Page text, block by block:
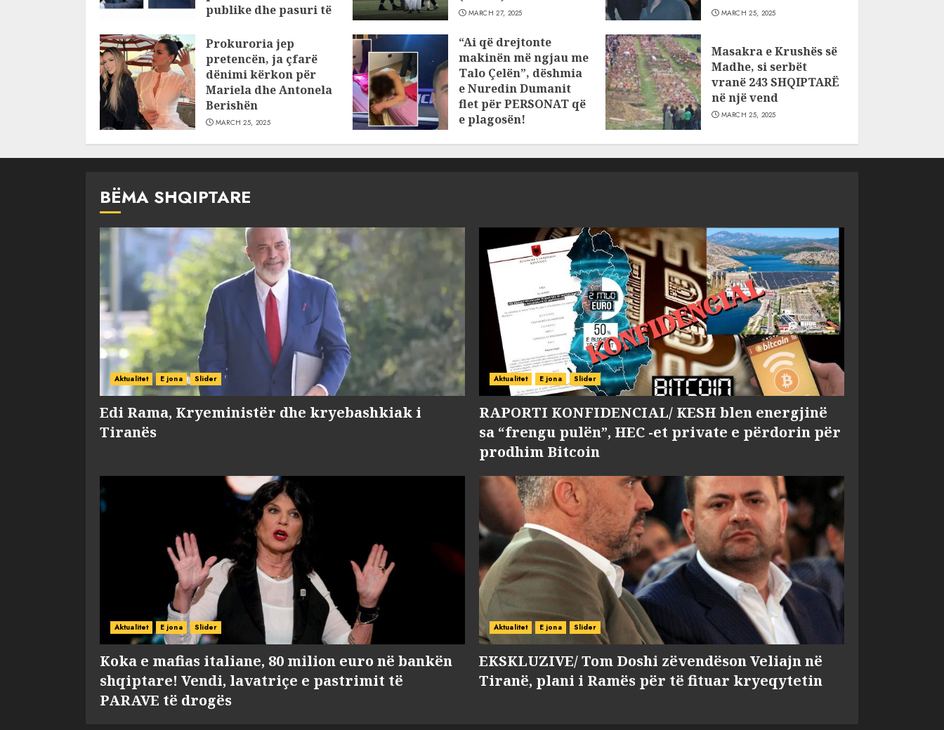
publike dhe pasuri të
JULY 24, 2025
MARCH 27, 2025 MARCH 25, 2025
Prokuroria jep
pretencën, ja çfarë
dënimi kërkon për
Mariela dhe Antonela
Berishën
MARCH 25, 2025
“Ai që drejtonte
makinën më ngjau me
Talo Çelën”, dëshmia
e Nuredin Dumanit
flet për PERSONAT që
e plagosën!
Masakra e Krushës së
Madhe, si serbët
vranë 243 SHQIPTARË
në një vend
MARCH 25, 2025
BËMA SHQIPTARE
Aktualitet E jona Slider
Edi Rama, Kryeministër dhe kryebashkiak i
Tiranës
Aktualitet E jona Slider
RAPORTI KONFIDENCIAL/ KESH blen energjinë
sa “frengu pulën”, HEC -et private e përdorin për
prodhim Bitcoin
Aktualitet E jona Slider
Koka e mafias italiane, 80 milion euro në bankën
shqiptare! Vendi, lavatriçe e pastrimit të
PARAVE të drogës
Aktualitet E jona Slider
EKSKLUZIVE/ Tom Doshi zëvendëson Veliajn në
Tiranë, plani i Ramës për të fituar kryeqytetin